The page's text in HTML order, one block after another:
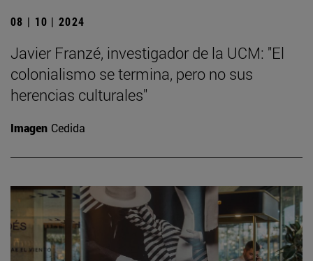
08 | 10 | 2024
Javier Franzé, investigador de la UCM: "El
colonialismo se termina, pero no sus
herencias culturales"
Imagen Cedida